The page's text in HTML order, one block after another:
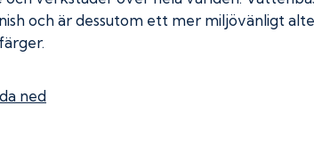
och är dessutom ett mer miljövänligt
ned